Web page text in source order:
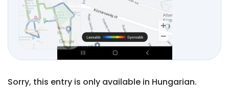
Sorry, this entry is only available in Hungarian.